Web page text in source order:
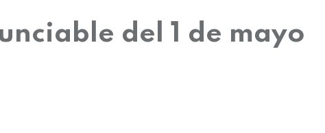
del 1 de mayo